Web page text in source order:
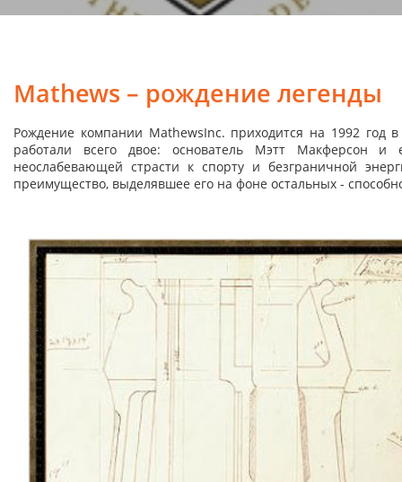
Mathews – рождение легенды
Рождение компании MathewsInc. приходится на 1992
работали всего двое: основатель Мэтт Макферсон
неослабевающей страсти к спорту и безграничной
преимущество, выделявшее его на фоне остальных -